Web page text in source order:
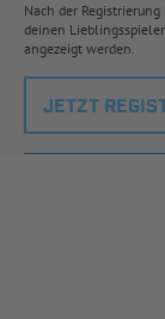
Nach der
deinen
angezeigt werden.
JETZT